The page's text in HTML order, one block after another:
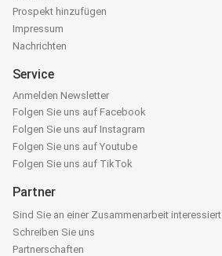
Prospekt hinzufügen
Impressum
Nachrichten
Service
Anmelden Newsletter
Folgen Sie uns auf Facebook
Folgen Sie uns auf Instagram
Folgen Sie uns auf Youtube
Folgen Sie uns auf TikTok
Partner
Sind Sie an einer Zusammenarbeit
Schreiben Sie uns
Partnerschaften